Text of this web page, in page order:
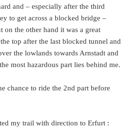
and – especially after the third
to get across a blocked bridge –
on the other hand it was a great
top after the last blocked tunnel and
the lowlands towards Arnstadt and
most hazardous part lies behind me.
chance to ride the 2nd part before
my trail with direction to Erfurt :